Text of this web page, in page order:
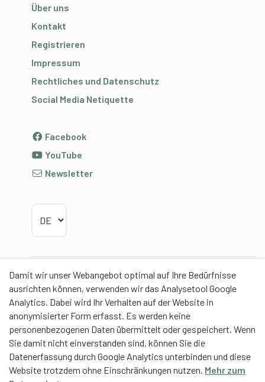
Damit wir unser Webangebot optimal auf Ihre Bedürfnisse
ausrichten können, verwenden wir das Analysetool Google
Analytics. Dabei wird Ihr Verhalten auf der Website in
anonymisierter Form erfasst. Es werden keine
personenbezogenen Daten übermittelt oder gespeichert. Wenn
Sie damit nicht einverstanden sind, können Sie die
Datenerfassung durch Google Analytics unterbinden und diese
Website trotzdem ohne Einschränkungen nutzen. Mehr zum
Über uns
Kontakt
Registrieren
Impressum
Rechtliches und Datenschutz
Social Media Netiquette
Facebook
YouTube
Newsletter
Partner
Contentpartner
Eidgenössische Hochschule für Sport Magglingen